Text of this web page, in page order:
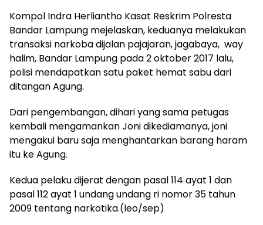
Kompol Indra Herliantho Kasat Reskrim Polresta
Bandar Lampung mejelaskan, keduanya melakukan
transaksi narkoba dijalan pajajaran, jagabaya, way
halim, Bandar Lampung pada 2 oktober 2017 lalu,
polisi mendapatkan satu paket hemat sabu dari
ditangan Agung.
Dari pengembangan, dihari yang sama petugas
kembali mengamankan Joni dikediamanya, joni
mengakui baru saja menghantarkan barang haram
itu ke Agung.
Kedua pelaku dijerat dengan pasal 114 ayat 1 dan
pasal 112 ayat 1 undang undang ri nomor 35 tahun
2009 tentang narkotika.(leo/sep)